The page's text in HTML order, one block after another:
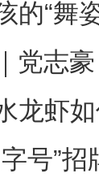
生产建设
的“舞
党志
龙虾
号”